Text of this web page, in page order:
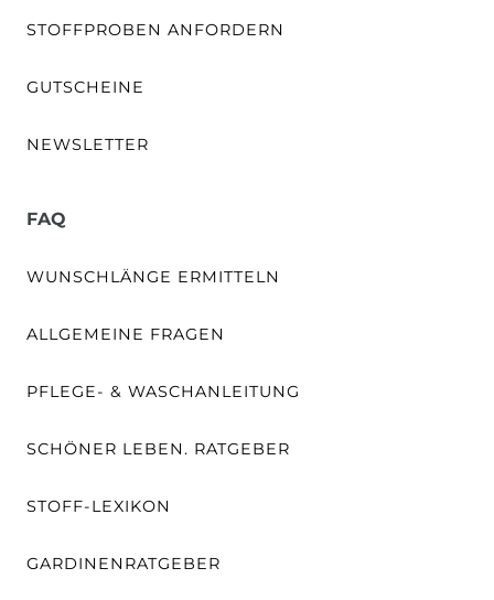
STOFFPROBEN ANFORDERN
GUTSCHEINE
NEWSLETTER
FAQ
WUNSCHLÄNGE ERMITTELN
ALLGEMEINE FRAGEN
PFLEGE- & WASCHANLEITUNG
SCHÖNER LEBEN. RATGEBER
STOFF-LEXIKON
GARDINENRATGEBER